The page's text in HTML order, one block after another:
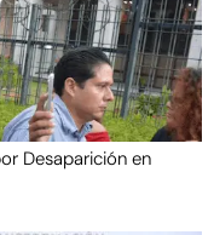
Desaparición en